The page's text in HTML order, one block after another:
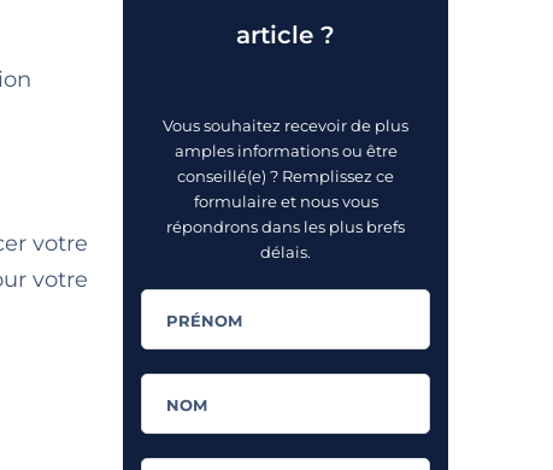
votre
votre
article ?
Vous souhaitez recevoir de plus
amples informations ou être
conseillé(e) ? Remplissez ce
formulaire et nous vous
répondrons dans les plus brefs
délais.